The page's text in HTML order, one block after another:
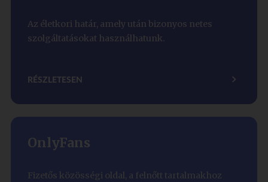
Az életkori határ, amely után bizonyos netes
szolgáltatásokat használhatunk.
RÉSZLETESEN
OnlyFans
Fizetős közösségi oldal, a felnőtt tartalmakhoz